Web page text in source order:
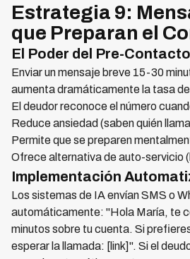
Estrategia 9:
que Preparan el
El Poder del Pre-Contacto
Enviar un mensaje breve 15-30
aumenta dramáticamente la tasa
El deudor reconoce el número
Reduce ansiedad (saben quién
Permite que se preparen
Ofrece alternativa de auto-servicio
Implementación
Los sistemas de IA envían SMS o
automáticamente: "Hola María, te
minutos sobre tu cuenta. Si
esperar la llamada: [link]". Si el